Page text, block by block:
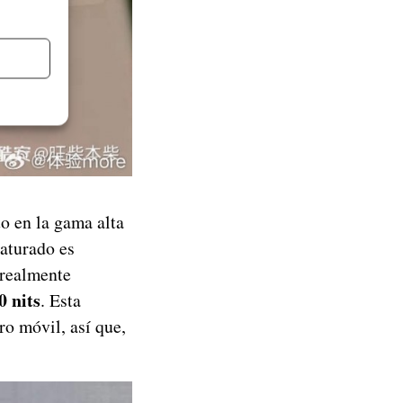
en la gama alta
es
nits. Esta
móvil, así que,